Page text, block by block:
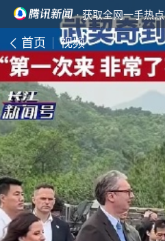
· 获取全网一手热点
首页 视频